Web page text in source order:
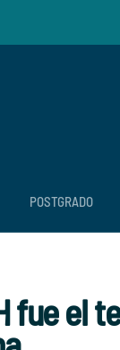
POSTGRADO
fue el